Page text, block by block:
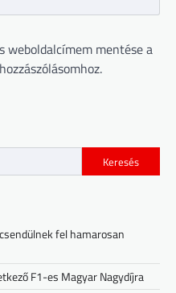
weboldalcímem mentése a
Keresés
fel hamarosan
F1-es Magyar Nagydíjra